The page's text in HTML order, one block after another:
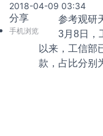
2018-04-09 03:34
分享
手机浏览
参考观研
3月8日，
以来，工信部
款，占比分别